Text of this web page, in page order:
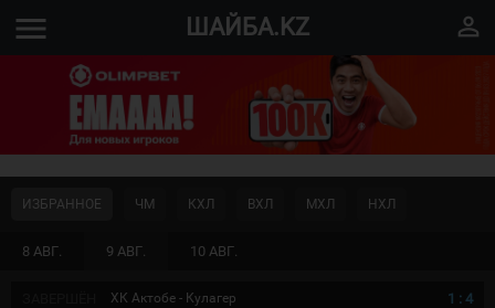
menu ШАЙБА.KZ perm_identity
8 АВГ. 9 АВГ. 10 АВГ.
ИЗБРАННОЕ ЧМ КХЛ ВХЛ МХЛ НХЛ
ХК Актобе - Кулагер 1 : 4